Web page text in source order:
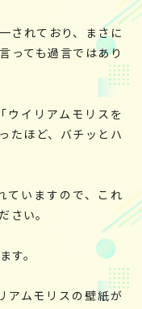
されており、まさに
っても過言ではあり
ウイリアムモリスを
たほど、バチッとハ
ていますので、これ
さい。
す。
アムモリスの壁紙が